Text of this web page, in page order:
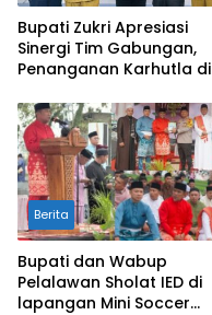
Bupati Zukri Apresiasi
Sinergi Tim Gabungan,
Penanganan Karhutla di
Berita
Bupati dan Wabup
Pelalawan Sholat IED di
lapangan Mini Soccer